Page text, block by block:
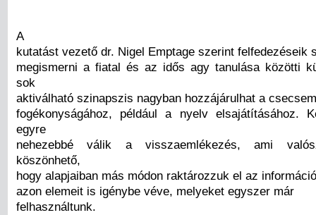
A
kutatást vezető dr. Nigel Emptage szerint felfedezéseik
megismerni a fiatal és az idős agy tanulása közötti
sok
aktiválható szinapszis nagyban hozzájárulhat a
fogékonyságához, például a nyelv elsajátításához.
egyre
nehezebbé válik a visszaemlékezés, ami
köszönhető,
hogy alapjaiban más módon raktározzuk el az
azon elemeit is igénybe véve, melyeket egyszer már
felhasználtunk.